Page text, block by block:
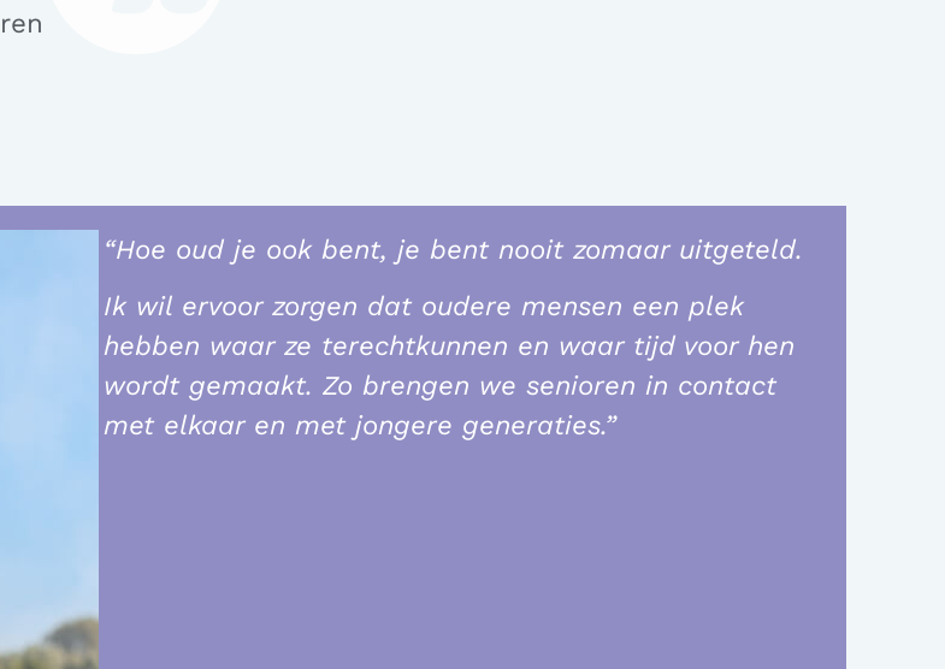
“Hoe oud je ook bent, je bent nooit zomaar uitgeteld.
Ik wil ervoor zorgen dat oudere mensen een plek
hebben waar ze terechtkunnen en waar tijd voor hen
wordt gemaakt. Zo brengen we senioren in contact
met elkaar en met jongere generaties.”